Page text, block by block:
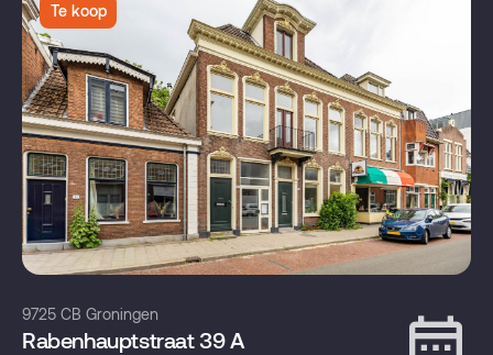
Te koop
9725 CB Groningen
Rabenhauptstraat 39 A